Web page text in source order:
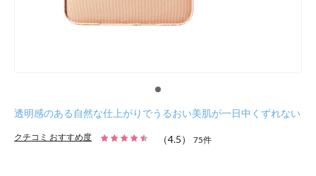
透明感のある自然な仕上がりでうるおい美肌が一日中くずれない
クチコミ おすすめ度 （4.5） 75件